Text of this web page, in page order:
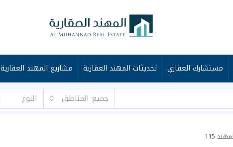
مستشارك العقاري تحديثات المهند العقارية مشاريع المهند العقارية
جميع المناطق النوع